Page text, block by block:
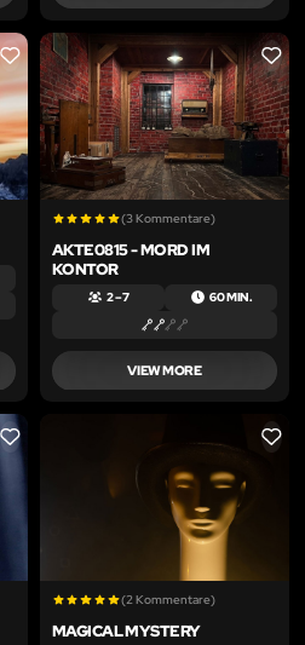
LIKE LIKE
(3 Kommentare)
AKTE0815 - MORD IM
KONTOR
2 – 7 60 MIN.
VIEW MORE
LIKE LIKE
(2 Kommentare)
MAGICAL MYSTERY